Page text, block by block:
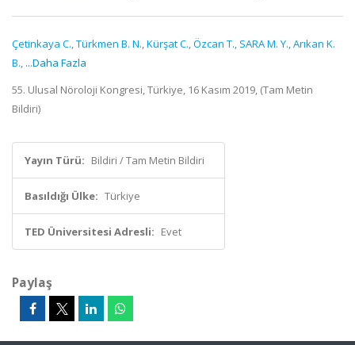
Çetinkaya C.,Türkmen B. N.,Kürşat C.,Özcan T., SARA M. Y.,Arıkan K.
B., ...Daha Fazla
55. Ulusal Nöroloji Kongresi, Türkiye, 16 Kasım 2019, (Tam Metin
Bildiri)
Yayın Türü: Bildiri / Tam Metin Bildiri
Basıldığı Ülke: Türkiye
TED Üniversitesi Adresli: Evet
Paylaş